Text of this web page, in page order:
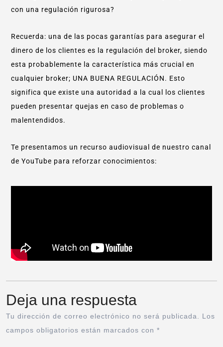
con una regulación rigurosa?
Recuerda: una de las pocas garantías para asegurar el
dinero de los clientes es la regulación del broker, siendo
esta probablemente la característica más crucial en
cualquier broker; UNA BUENA REGULACIÓN. Esto
significa que existe una autoridad a la cual los clientes
pueden presentar quejas en caso de problemas o
malentendidos.
Te presentamos un recurso audiovisual de nuestro canal
de YouTube para reforzar conocimientos:
Deja una respuesta
Tu dirección de correo electrónico no será publicada.
Los
campos obligatorios están marcados con *